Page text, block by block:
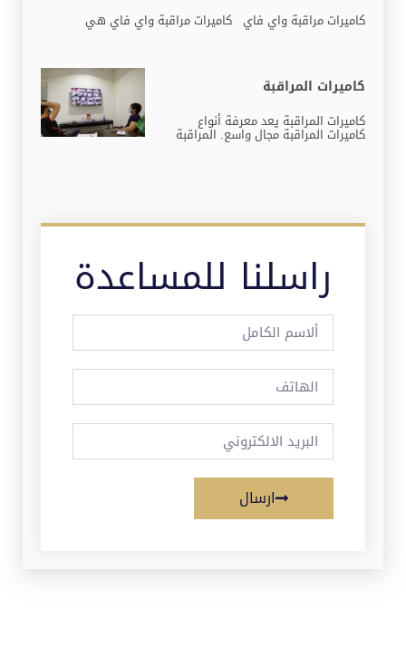
كاميرات مراقبة واي فاي كاميرات مراقبة واي فاي هي
كاميرات المراقبة
كاميرات المراقبة يعد معرفة أنواع
كاميرات المراقبة مجال واسع. المراقبة
راسلنا للمساعدة
ارسال